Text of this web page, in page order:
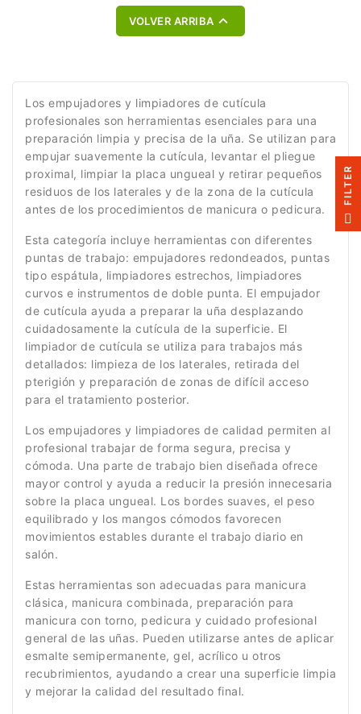
precisión la zona de la
cutícula, los laterales y
pterigión, polvo y
partículas durante
manicura, pedicura y
preparación profesional
de uñas.
pequeñas. La pala ancha
de 28mm ayuda a
ungueal. Ideal para
manicura profesional,
pedicura y preparación
antes de gel, acrílico,
polygel o
semipermanente.
VOLVER ARRIBA 
Los empujadores y limpiadores de cutícula
profesionales son herramientas esenciales para una
preparación limpia y precisa de la uña. Se utilizan para
empujar suavemente la cutícula, levantar el pliegue
proximal, limpiar la placa ungueal y retirar pequeños
residuos de los laterales y de la zona de la cutícula
antes de los procedimientos de manicura o pedicura.
Esta categoría incluye herramientas con diferentes
puntas de trabajo: empujadores redondeados, puntas
tipo espátula, limpiadores estrechos, limpiadores
curvos e instrumentos de doble punta. El empujador
de cutícula ayuda a preparar la uña desplazando
cuidadosamente la cutícula de la superficie. El
limpiador de cutícula se utiliza para trabajos más
detallados: limpieza de los laterales, retirada del
pterigión y preparación de zonas de difícil acceso
para el tratamiento posterior.
Los empujadores y limpiadores de calidad permiten al
profesional trabajar de forma segura, precisa y
cómoda. Una parte de trabajo bien diseñada ofrece
mayor control y ayuda a reducir la presión innecesaria
sobre la placa ungueal. Los bordes suaves, el peso
equilibrado y los mangos cómodos favorecen
movimientos estables durante el trabajo diario en
salón.
Estas herramientas son adecuadas para manicura
clásica, manicura combinada, preparación para
manicura con torno, pedicura y cuidado profesional
general de las uñas. Pueden utilizarse antes de aplicar
esmalte semipermanente, gel, acrílico u otros
recubrimientos, ayudando a crear una superficie limpia
y mejorar la calidad del resultado final.
R